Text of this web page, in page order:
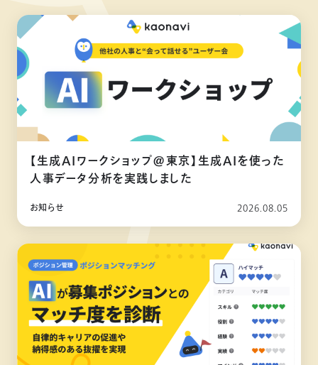
【生成AIワークショップ@東京】生成AIを使った
人事データ分析を実践しました
お知らせ 2026.08.05